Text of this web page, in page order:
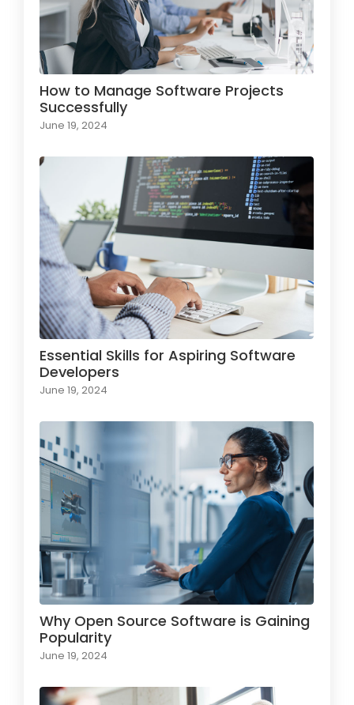
How to Manage Software Projects
Successfully
June 19, 2024
Essential Skills for Aspiring Software
Developers
June 19, 2024
Why Open Source Software is Gaining
Popularity
June 19, 2024